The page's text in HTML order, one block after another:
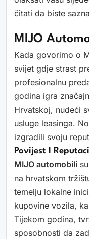
čitati da biste
MIJO
Kada govorimo o
svijet gdje strast
profesionalnu
godina igra
Hrvatskoj, nudeći
usluge leasinga.
izgradili svoju
Povijest I
MIJO automobili
na hrvatskom
temelju lokalne
kupovine vozila,
Tijekom godina,
sposobnosti da